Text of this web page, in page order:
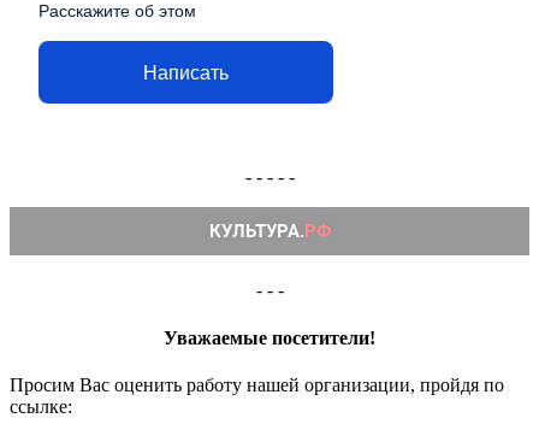
Расскажите об этом
Написать
- - - - -
- - -
Уважаемые посетители!
Просим Вас оценить работу нашей организации, пройдя по
ссылке: